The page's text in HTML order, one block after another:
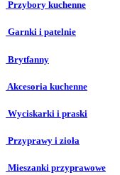
Przybory kuchenne
Garnki i patelnie
Brytfanny
Akcesoria kuchenne
Wyciskarki i praski
Przyprawy i zioła
Mieszanki przyprawowe